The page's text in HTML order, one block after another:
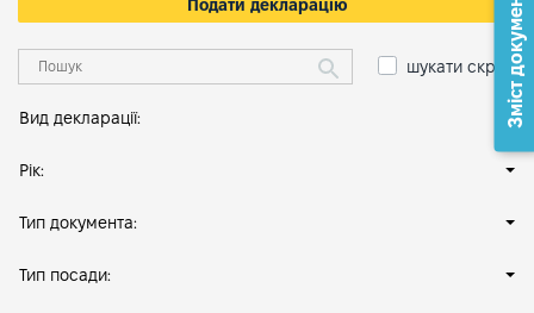
Подати декларацію
шукати скрізь
Вид декларації:
Рік:
Тип документа:
Тип посади:
Зміст документа